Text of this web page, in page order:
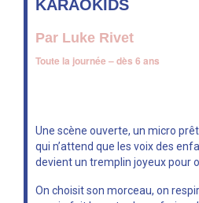
KARAOKIDS
Par Luke Rivet
Toute la journée – dès 6 ans
Une scène ouverte, un micro
qui n’attend que les voix des
devient un tremplin joyeux pour
On choisit son morceau, on